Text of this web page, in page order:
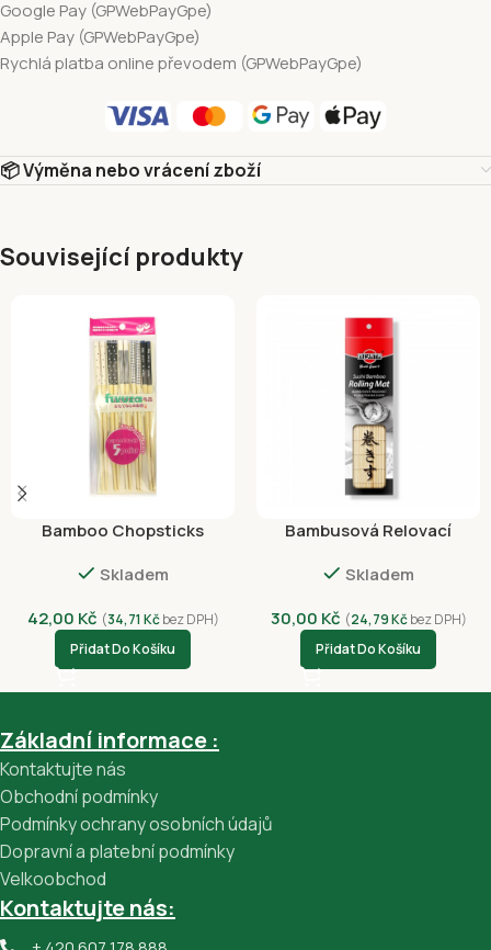
Google Pay (GPWebPayGpe)
Apple Pay (GPWebPayGpe)
Rychlá platba online převodem (GPWebPayGpe)
📦 Výměna nebo vrácení zboží
Související produkty
Bamboo Chopsticks
Skladem
42,00 Kč (34,71 Kčbez DPH)
Přidat Do Košíku
Bambusová Relovací
Skladem
30,00 Kč (24,79Kčbez DPH)
Přidat Do Košíku
Základní informace :
Kontaktujte nás
Obchodní podmínky
Podmínky ochrany osobních údajů
Dopravní a platební podmínky
Velkoobchod
Kontaktujte nás: